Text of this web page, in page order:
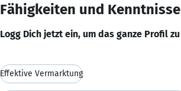
Fähigkeiten und Kenntnisse
Logg Dich jetzt ein, um das ganze Profil
Effektive Vermarktung